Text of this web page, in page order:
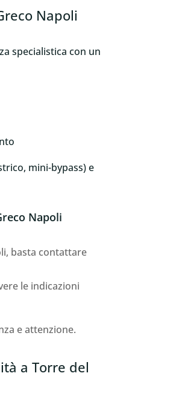
Napoli
specialistica con un
mini-bypass) e
Napoli
basta contattare
le indicazioni
e attenzione.
a Torre del